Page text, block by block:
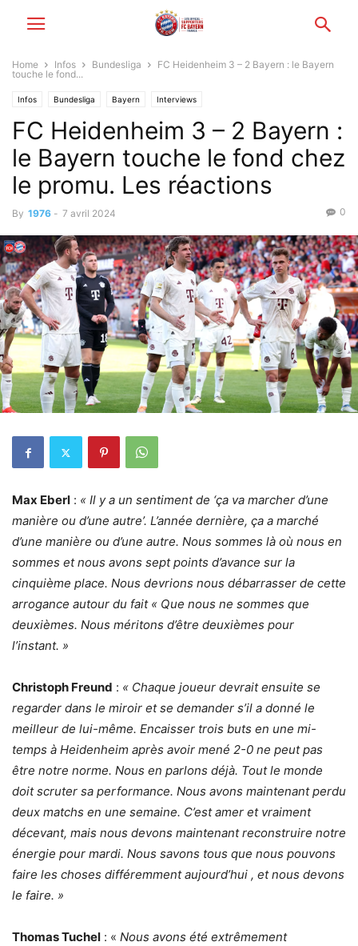
Home Infos Bundesliga
FC Heidenheim 3 – 2 Bayern : le Bayern
touche le fond...
Infos Bundesliga Bayern Interviews
FC Heidenheim 3 – 2 Bayern :
le Bayern touche le fond chez
le promu. Les réactions
By 1976 - 7 avril 2024 0
Max Eberl : « Il y a un sentiment de ‘ça va marcher d’une
manière ou d’une autre’. L’année dernière, ça a marché
d’une manière ou d’une autre. Nous sommes là où nous en
sommes et nous avons sept points d’avance sur la
cinquième place. Nous devrions nous débarrasser de cette
arrogance autour du fait « Que nous ne sommes que
deuxièmes. Nous méritons d’être deuxièmes pour
l’instant. »
Christoph Freund : « Chaque joueur devrait ensuite se
regarder dans le miroir et se demander s’il a donné le
meilleur de lui-même. Encaisser trois buts en une mi-
temps à Heidenheim après avoir mené 2-0 ne peut pas
être notre norme. Nous en parlons déjà. Tout le monde
doit scruter sa performance. Nous avons maintenant perdu
deux matchs en une semaine. C’est amer et vraiment
décevant, mais nous devons maintenant reconstruire notre
énergie pour mardi. Nous savons tous que nous pouvons
faire les choses différemment aujourd’hui , et nous devons
le faire. »
Thomas Tuchel : « Nous avons été extrêmement